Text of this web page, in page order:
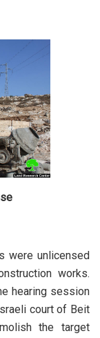
were unlicensed
works.
hearing session
court of Beit
the target